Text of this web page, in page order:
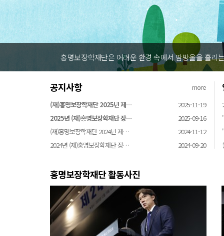
홍명보장학재단은 어려운 환경 속에서 땀방울을 흘리
공지사항
more
(재)홍명보장학재단 2025년 제…
2025-11-19
2025년 (재)홍명보장학재단 장…
2025-09-16
(재)홍명보장학재단 2024년 제…
2024-11-12
2024년 (재)홍명보장학재단 장…
2024-09-20
홍명보장학재단 활동사진